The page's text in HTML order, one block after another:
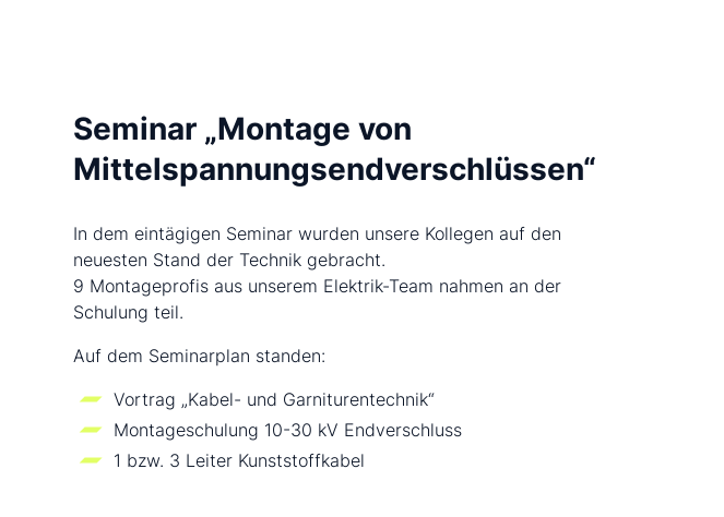
Seminar „Montage von
Mittelspannungsendverschlüssen“
In dem eintägigen Seminar wurden unsere Kollegen auf den
neuesten Stand der Technik gebracht.
9 Montageprofis aus unserem Elektrik-Team nahmen an der
Schulung teil.
Auf dem Seminarplan standen:
Vortrag „Kabel- und Garniturentechnik“
Montageschulung 10-30 kV Endverschluss
1 bzw. 3 Leiter Kunststoffkabel